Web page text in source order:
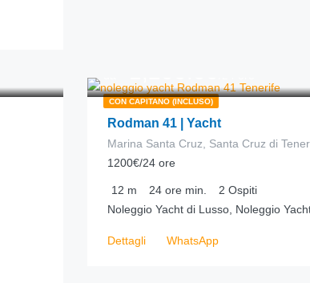
CON CAPITANO (INCLUSO)
Rodman 41 | Yacht
Marina Santa Cruz, Santa Cruz di
1200€/24 ore
12 m 24 ore min. 2 Ospiti
Noleggio Yacht di Lusso, Noleggio
Dettagli WhatsApp